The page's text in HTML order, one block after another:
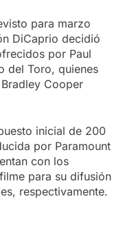
para marzo
DiCaprio decidió
por Paul
del Toro, quienes
Cooper
inicial de 200
por Paramount
con los
para su difusión
respectivamente.